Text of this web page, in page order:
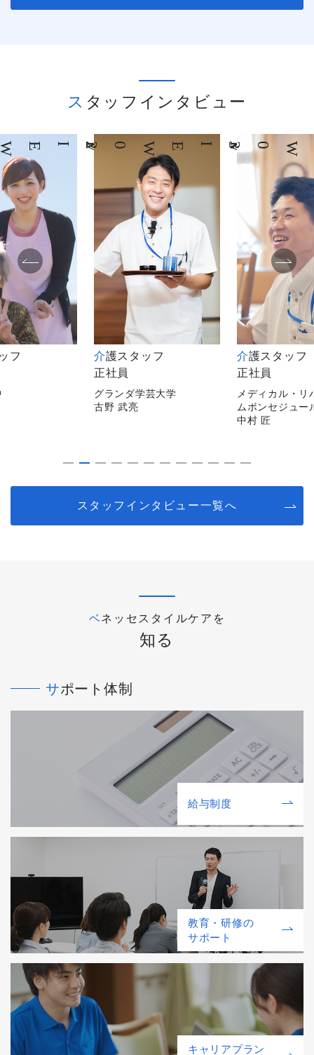
スタッフインタビュー
INTERVIEW INTERVIEW
フ
02
介護スタッフ
正社員
グランダ学芸大学
古野 武亮
03
介護スタッフ
正社員
メディカル・リ
ムボンセジュー
中村 匠
スタッフインタビュー一覧へ
ベネッセスタイルケアを
知る
サポート体制
給与制度
教育・研修の
サポート
キャリアプラン